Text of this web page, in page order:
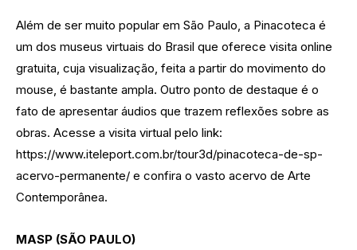
Além de ser muito popular em São Paulo, a Pinacoteca é
um dos museus virtuais do Brasil que oferece visita online
gratuita, cuja visualização, feita a partir do movimento do
mouse, é bastante ampla. Outro ponto de destaque é o
fato de apresentar áudios que trazem reflexões sobre as
obras. Acesse a visita virtual pelo link:
https://www.iteleport.com.br/tour3d/pinacoteca-de-sp-
acervo-permanente/ e confira o vasto acervo de Arte
Contemporânea.
MASP (SÃO PAULO)